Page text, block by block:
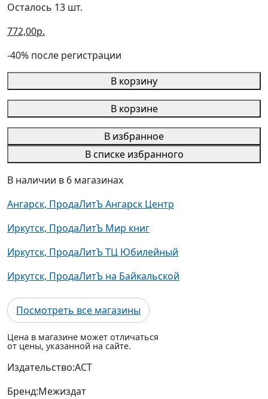
Осталось 13 шт.
772,00р.
-40% после регистрации
В корзину
В корзине
В избранное
В списке избранного
В наличии в 6 магазинах
Ангарск, ПродаЛитЪ Ангарск Центр
Иркутск, ПродаЛитЪ Мир книг
Иркутск, ПродаЛитЪ ТЦ Юбилейный
Иркутск, ПродаЛитЪ на Байкальской
Посмотреть все магазины
Цена в магазине может отличаться
от цены, указанной на сайте.
Издательство:АСТ
Бренд:Межиздат